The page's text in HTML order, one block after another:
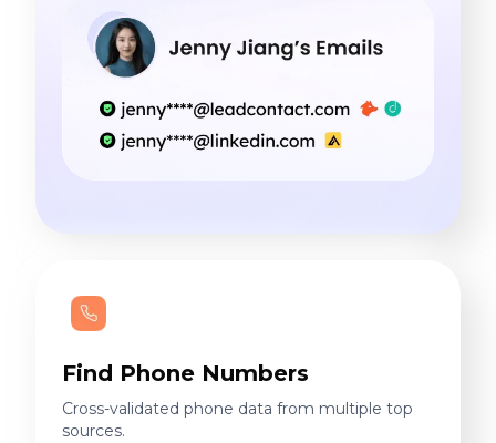
Find Phone Numbers
Cross-validated phone data from multiple top
sources.